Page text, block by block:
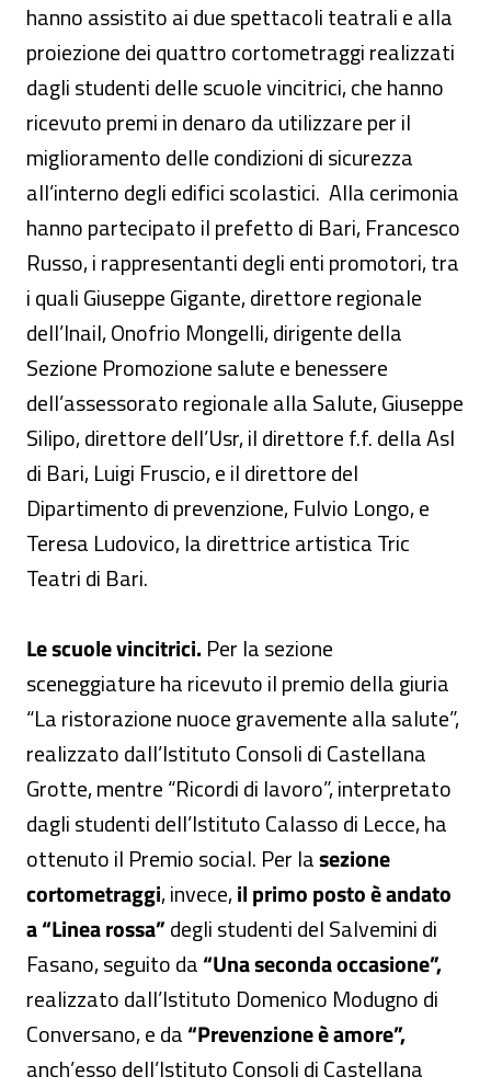
hanno assistito ai due spettacoli teatrali e alla
proiezione dei quattro cortometraggi realizzati
dagli studenti delle scuole vincitrici, che hanno
ricevuto premi in denaro da utilizzare per il
miglioramento delle condizioni di sicurezza
all’interno degli edifici scolastici. Alla cerimonia
hanno partecipato il prefetto di Bari, Francesco
Russo, i rappresentanti degli enti promotori, tra
i quali Giuseppe Gigante, direttore regionale
dell’Inail, Onofrio Mongelli, dirigente della
Sezione Promozione salute e benessere
dell’assessorato regionale alla Salute, Giuseppe
Silipo, direttore dell’Usr, il direttore f.f. della Asl
di Bari, Luigi Fruscio, e il direttore del
Dipartimento di prevenzione, Fulvio Longo, e
Teresa Ludovico, la direttrice artistica Tric
Teatri di Bari.
Le scuole vincitrici. Per la sezione
sceneggiature ha ricevuto il premio della giuria
“La ristorazione nuoce gravemente alla salute”,
realizzato dall’Istituto Consoli di Castellana
Grotte, mentre “Ricordi di lavoro”, interpretato
dagli studenti dell’Istituto Calasso di Lecce, ha
ottenuto il Premio social. Per lasezione
cortometraggi, invece,il primo posto è andato
a “Linea rossa”degli studenti del Salvemini di
Fasano, seguito da“Una seconda occasione”,
realizzato dall’Istituto Domenico Modugno di
Conversano, e da“Prevenzione è amore”,
anch’esso dell’Istituto Consoli di Castellana